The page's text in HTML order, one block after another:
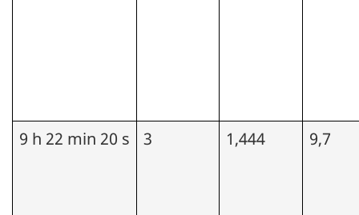
9 h 22 min 20 s 3 1,444 9,7